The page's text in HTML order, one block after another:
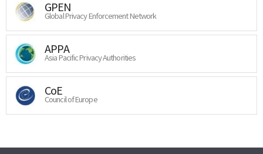
GPEN
Global Privacy Enforcement Network
APPA
Asia Pacific Privacy Authorities
CoE
Council of Europe